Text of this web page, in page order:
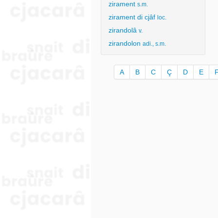
zirament s.m.
zirament di cjâf loc.
zirandolâ v.
zirandolon adi., s.m.
A B C Ç D E F